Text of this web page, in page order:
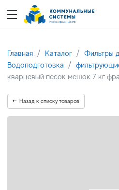
Главная Каталог
Фильтры
Водоподготовка
кварцевый песок мешок 7 кг
Назад к списку товаров